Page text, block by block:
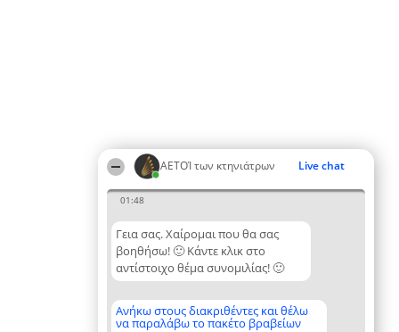
ΑΕΤΟΊ των κτηνιάτρων Live chat
01:48
Γεια σας. Χαίρομαι που θα σας
βοηθήσω! 🙂 Κάντε κλικ στο
αντίστοιχο θέμα συνομιλίας! 🙂
Ανήκω στους διακριθέντες και θέλω
να παραλάβω το πακέτο βραβείων